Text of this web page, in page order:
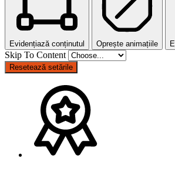
Evidențiază conținutul Oprește animațiile
Skip To Content
Resetează setările